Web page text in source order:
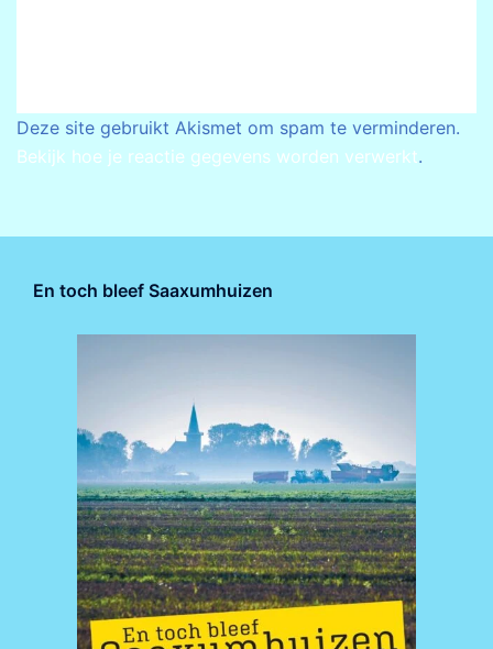
Deze site gebruikt Akismet om spam te verminderen.
Bekijk hoe je reactie gegevens worden verwerkt.
En toch bleef Saaxumhuizen